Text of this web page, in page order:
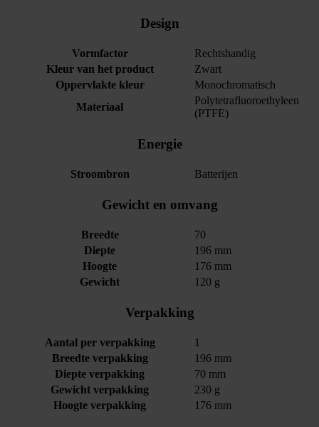
Design
Vormfactor
Rechtshandig
Kleur van het product
Zwart
Oppervlakte kleur
Monochromatisch
Materiaal
Polytetrafluoroethyleen
(PTFE)
Energie
Stroombron Batterijen
Gewicht en omvang
Breedte
70
Diepte
196 mm
Hoogte
176 mm
Gewicht
120 g
Verpakking
Aantal per verpakking
1
Breedte verpakking
196 mm
Diepte verpakking
70 mm
Gewicht verpakking
230 g
Hoogte verpakking
176 mm